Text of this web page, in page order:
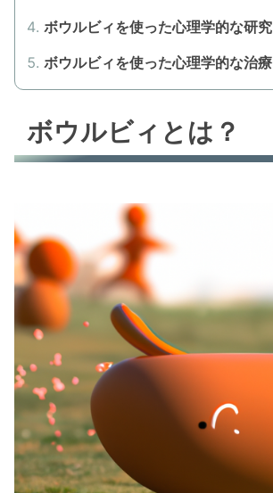
ボウルビィを使った心理学的な研究
ボウルビィを使った心理学的な治療
ボウルビィとは？